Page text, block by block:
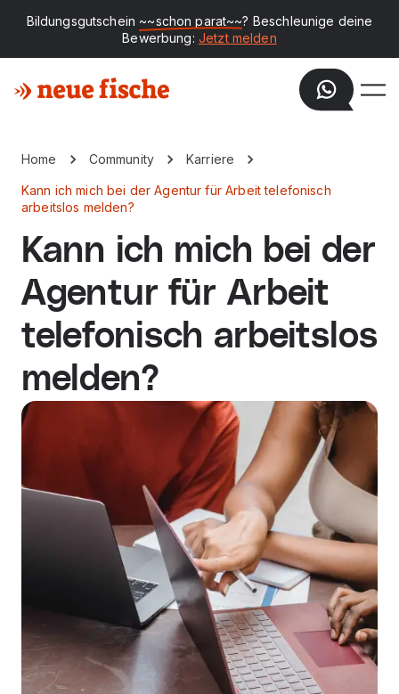
Bildungsgutschein ~~schon parat~~? Beschleunige deine
Bewerbung: Jetzt melden
Home Community Karriere
Kann ich mich bei der Agentur für Arbeit telefonisch
arbeitslos melden?
Kann ich mich bei der
Agentur für Arbeit
telefonisch arbeitslos
melden?